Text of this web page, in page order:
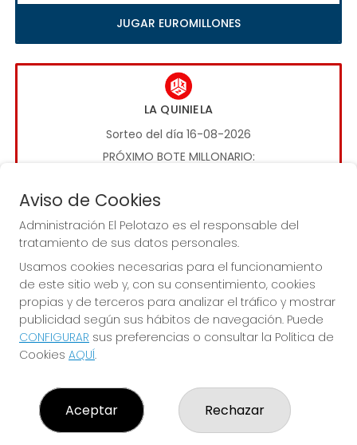
JUGAR EUROMILLONES
LA QUINIELA
Sorteo del día 16-08-2026
PRÓXIMO BOTE MILLONARIO:
1.000.000€
JUGAR LA QUINIELA
Imagen anterior
ADMINISTRACIÓN EL PELOTAZO
¿Quiénes somos?
Aviso de Cookies
Administración El Pelotazo es el responsable del
tratamiento de sus datos personales.
Usamos cookies necesarias para el funcionamiento
de este sitio web y, con su consentimiento, cookies
propias y de terceros para analizar el tráfico y mostrar
publicidad según sus hábitos de navegación. Puede
CONFIGURAR sus preferencias o consultar la Política de
Cookies AQUÍ.
Aceptar Rechazar